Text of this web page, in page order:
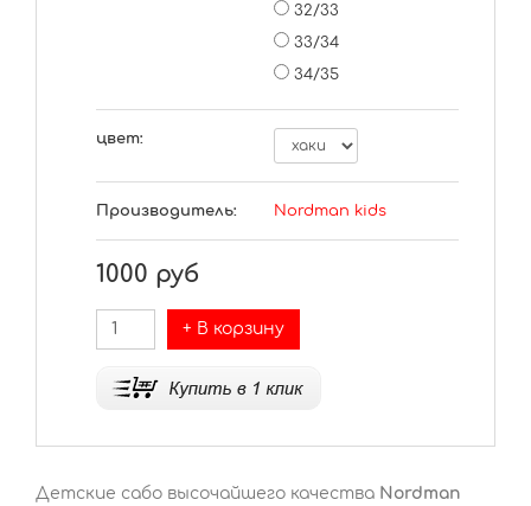
32/33
33/34
34/35
цвет:
Производитель: Nordman kids
1000 руб
+ В корзину
Детские сабо высочайшего качества Nordman